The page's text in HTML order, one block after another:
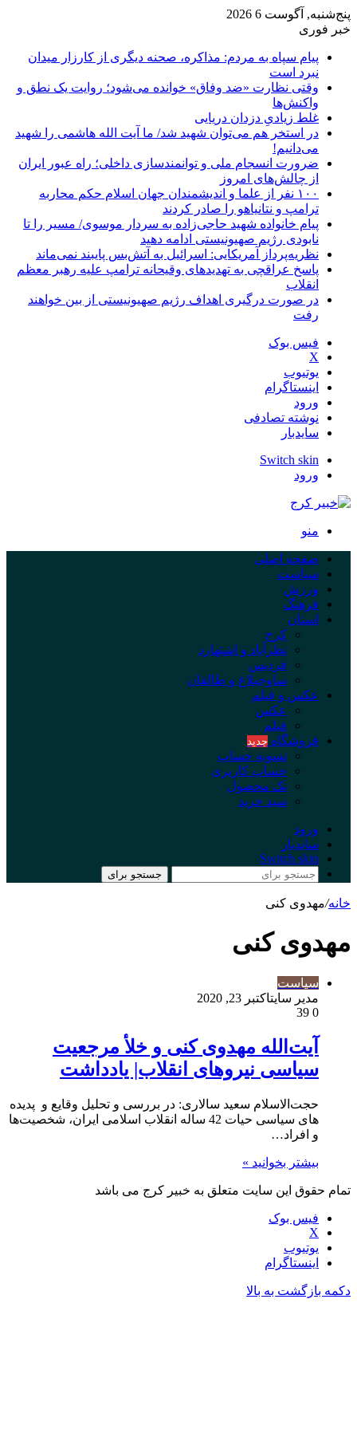
پنج‌شنبه, آگوست 6 2026
خبر فوری
پیام سپاه به مردم: مذاکره، صحنه دیگری از کارزار میدان
نبرد است
وقتی نظارت «ضد وفاق» خوانده می‌شود؛ روایت یک نطق و
واکنش‌ها
غلط زیادیِ دزدان دریایی
در استخر هم می‌توان شهید شد/ ما آیت الله هاشمی را شهید
می‌دانیم!
ضرورت انسجام ملی و توانمندسازی داخلی؛ راه عبور ایران
از چالش‌های امروز
۱۰۰ نفر از علما و اندیشمندان جهان اسلام حکم محاربه
ترامپ و نتانیاهو را صادر کردند
پیام خانواده شهید حاجی‌زاده به سردار موسوی/ مسیر را تا
نابودی رژیم صهیونیستی ادامه دهید
نظریه‌پرداز آمریکایی: اسرائیل به آتش‌بس پایبند نمی‌ماند
پاسخ عراقچی به تهدیدهای وقیحانه ترامپ علیه رهبر معظم
انقلاب
در صورت درگیری اهداف رژیم صهیونیستی از بین خواهند
رفت
فیس بوک
X
یوتیوب
اینستاگرام
ورود
نوشته تصادفی
سایدبار
Switch skin
ورود
منو
صفحه اصلی
سیاست
ورزش
فرهنگ
استان
کرج
نظرآباد و اشتهارد
فردیس
ساوجبلاغ و طالقان
عکس و فیلم
عکس
فیلم
فروشگاه جدید
تسویه حساب
حساب کاربری
تک محصول
سبد خرید
ورود
سایدبار
Switch skin
جستجو برای
خانه/مهدوی کنی
مهدوی کنی
سیاست
مدیر سایتاکتبر 23, 2020
0
آیت‌الله مهدوی کنی و خلأ مرجعیت
سیاسی نیروهای انقلاب| یادداشت
حجت‌الاسلام سعید سالاری:‌ در بررسی و تحلیل وقایع و پدیده­‌
های سیاسی حیات 42 ساله انقلاب اسلامی ایران، شخصیت­‌ها
و افراد…
بیشتر بخوانید »
تمام حقوق این سایت متعلق به خبیر کرج می باشد
فیس بوک
X
یوتیوب
اینستاگرام
دکمه بازگشت به بالا